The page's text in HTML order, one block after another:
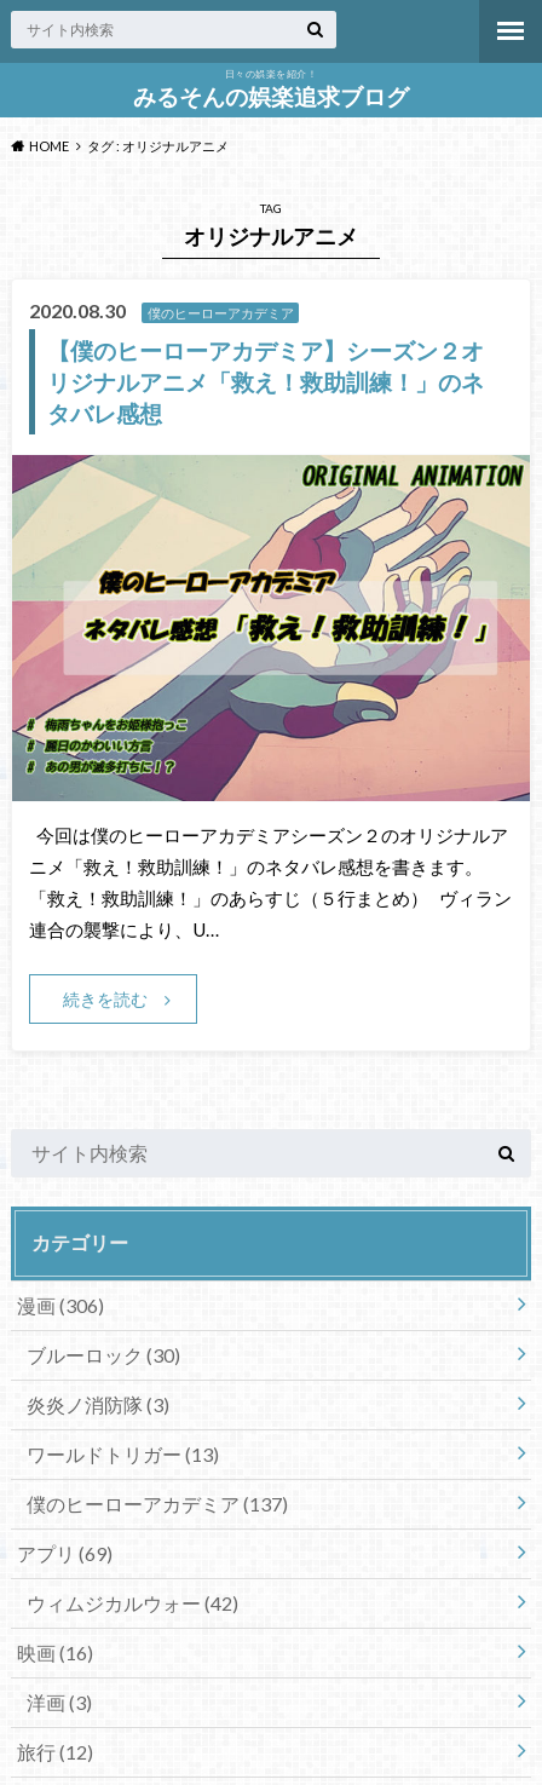
日々の娯楽を紹介！
みるそんの娯楽追求ブログ
HOME タグ : オリジナルアニメ
TAG
オリジナルアニメ
2020.08.30 僕のヒーローアカデミア
【僕のヒーローアカデミア】シーズン２オ
リジナルアニメ「救え！救助訓練！」のネ
タバレ感想
今回は僕のヒーローアカデミアシーズン２のオリジナルア
ニメ「救え！救助訓練！」のネタバレ感想を書きます。
「救え！救助訓練！」のあらすじ（５行まとめ） ヴィラン
連合の襲撃により、U…
続きを読む
カテゴリー
漫画(306)
ブルーロック (30)
炎炎ノ消防隊 (3)
ワールドトリガー (13)
僕のヒーローアカデミア (137)
アプリ (69)
ウィムジカルウォー (42)
映画(16)
洋画(3)
旅行(12)